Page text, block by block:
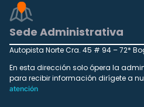
Sede Administrativa
Autopista Norte Cra. 45 # 94 – 72*
En esta dirección solo ópera la
para recibir información dirígete a
atención